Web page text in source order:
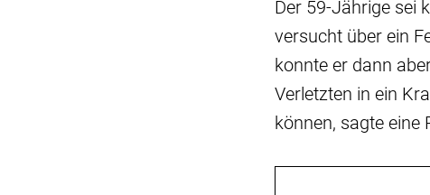
Der 59-Jährige sei
versucht über ein
konnte er dann
Verletzten in ein
können, sagte eine